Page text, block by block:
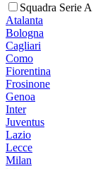
Squadra Serie A
Atalanta
Bologna
Cagliari
Como
Fiorentina
Frosinone
Genoa
Inter
Juventus
Lazio
Lecce
Milan